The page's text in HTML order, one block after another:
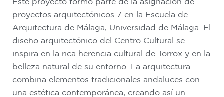
proyectos arquitectónicos 7 en la Escuela de
Arquitectura de Málaga, Universidad de Málaga. El
diseño arquitectónico del Centro Cultural se
inspira en la rica herencia cultural de Torrox y en la
belleza natural de su entorno. La arquitectura
combina elementos tradicionales andaluces con
una estética contemporánea, creando así un